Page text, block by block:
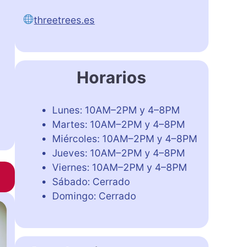
threetrees.es
Horarios
Lunes: 10AM–2PM y 4–8PM
Martes: 10AM–2PM y 4–8PM
Miércoles: 10AM–2PM y 4–8PM
Jueves: 10AM–2PM y 4–8PM
Viernes: 10AM–2PM y 4–8PM
Sábado: Cerrado
Domingo: Cerrado